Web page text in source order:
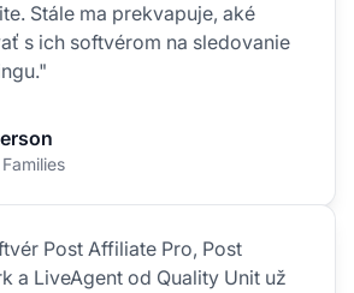
Stále ma prekvapuje, aké
s ich softvérom na sledovanie
Post Affiliate Pro, Post
a LiveAgent od Quality Unit už